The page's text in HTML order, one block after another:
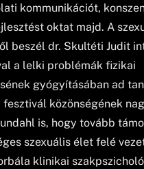
kommunikációt,
oktat majd. A
beszél dr. Skultéti Judit
a lelki problémák fizikai
gyógyításában ad
fesztivál közönségének
is, hogy tovább
szexuális élet felé
klinikai